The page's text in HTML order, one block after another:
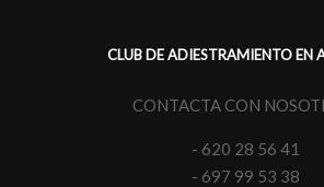
CLUB DE ADIESTRAMIENTO EN
CONTACTA CON
- 620 28 56 41
- 697 99 53 38